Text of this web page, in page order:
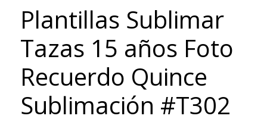
Plantillas Sublimar
Tazas 15 años Foto
Recuerdo Quince
Sublimación #T302